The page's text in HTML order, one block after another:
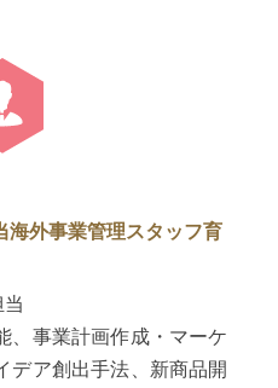
海外事業管理スタッフ育
、事業計画作成・マーケ
デア創出手法、新商品開